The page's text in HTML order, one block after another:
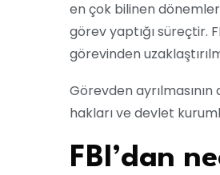
en çok bilinen
görev yaptığı süreçtir.
görevinden
Görevden
hakları ve devlet
FBI’dan